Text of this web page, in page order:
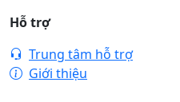
Hỗ trợ
Trung tâm hỗ trợ
Giới thiệu